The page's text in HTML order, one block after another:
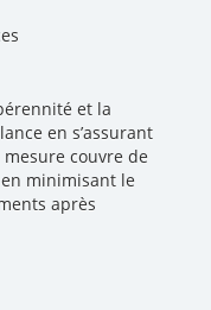
et la
en s’assurant
couvre de
minimisant le
après